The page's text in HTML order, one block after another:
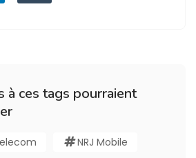
à ces tags pourraient
NRJ Mobile